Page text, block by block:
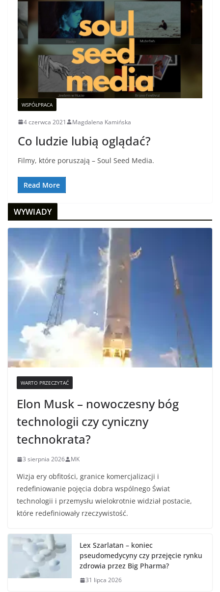
WSPÓŁPRACA
4 czerwca 2021 Magdalena Kamińska
Co ludzie lubią oglądać?
Filmy, które poruszają – Soul Seed Media.
Read More
WYWIADY
WARTO PRZECZYTAĆ
Elon Musk – nowoczesny bóg
technologii czy cyniczny
technokrata?
3 sierpnia 2026 MK
Wizja ery obfitości, granice komercjalizacji i
redefiniowanie pojęcia dobra wspólnego Świat
technologii i przemysłu wielokrotnie widział postacie,
które redefiniowały rzeczywistość.
Lex Szarlatan – koniec
pseudomedycyny czy przejęcie rynku
zdrowia przez Big Pharma?
31 lipca 2026